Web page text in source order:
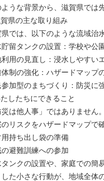
ような背景から、滋賀県では
県の主な取り組み
では、以下のような流域治
留タンクの設置：学校や公
利用の見直し：浸水しやすい
体制の強化：ハザードマップ
加型のまちづくり：防災に
したちにできること
災は他人事」ではありません
のリスクをハザードマップで
用持ち出し袋の準備
避難訓練への参加
タンクの設置や、家庭での簡
した小さな行動が、地域全体